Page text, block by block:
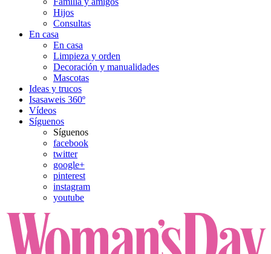
Hijos
Consultas
En casa
En casa
Limpieza y orden
Decoración y manualidades
Mascotas
Ideas y trucos
Isasaweis 360º
Vídeos
Síguenos
Síguenos
facebook
twitter
google+
pinterest
instagram
youtube